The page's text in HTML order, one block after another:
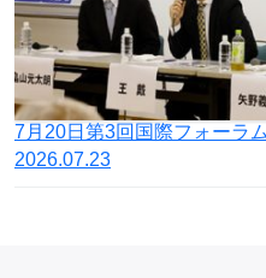
2026.07.23